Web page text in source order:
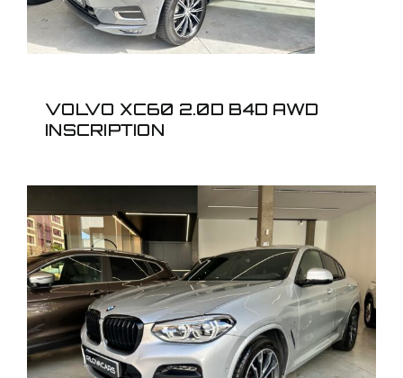
VOLVO XC60 2.0D B4D AWD
INSCRIPTION
BMW X4 3.0D M 285CV